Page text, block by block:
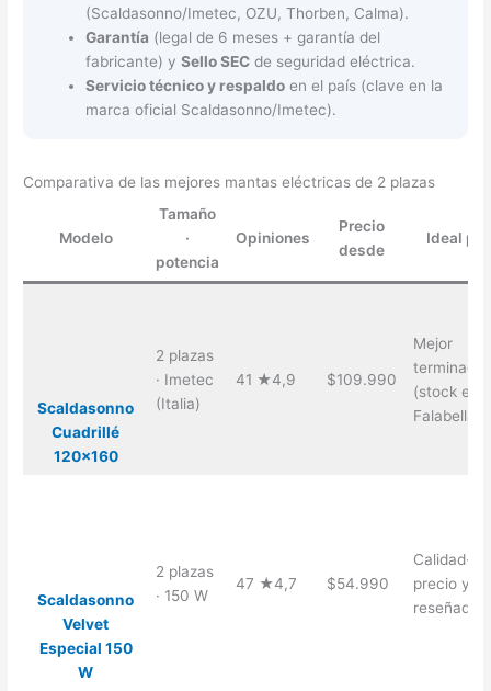
(Scaldasonno/Imetec, OZU, Thorben, Calma).
Garantía (legal de 6 meses + garantía del
fabricante) ySello SEC de seguridad eléctrica.
Servicio técnico y respaldo en el país (clave en la
marca oficial Scaldasonno/Imetec).
Comparativa de las mejores mantas eléctricas de 2 plazas
Modelo
Tamaño
·
potencia
Opiniones
Precio
desde
Ideal
Scaldasonno
Cuadrillé
120×160
2 plazas
· Imetec
(Italia)
41 ★4,9 $109.990
Mejor
(stock en
Falabella)
Scaldasonno
Velvet
Especial 150
W
2 plazas
· 150 W
47 ★4,7 $54.990
Calidad-
precio y
reseñada